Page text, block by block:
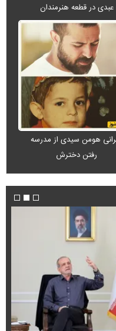
عبدی در قطعه هنرمندان
هومن سیدی از مدرسه
رفتن دخترش